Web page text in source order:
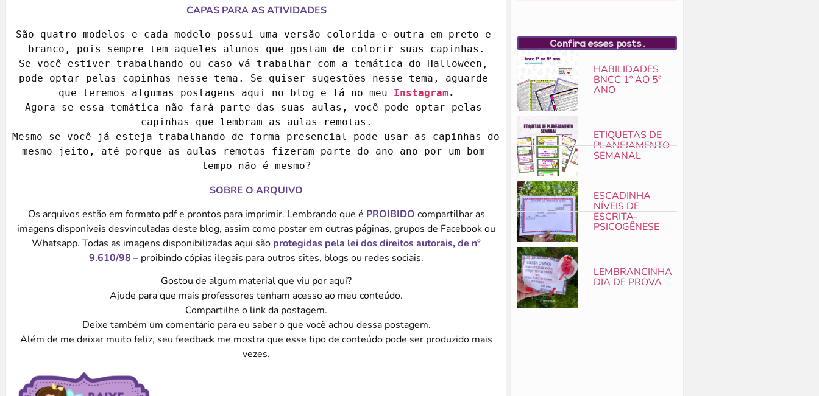
CAPAS PARA AS ATIVIDADES
São quatro modelos e cada modelo possui uma versão colorida e outra em preto e
branco, pois sempre tem aqueles alunos que gostam de colorir suas capinhas.
Se você estiver trabalhando ou caso vá trabalhar com a temática do Halloween,
pode optar pelas capinhas nesse tema. Se quiser sugestões nesse tema, aguarde
que teremos algumas postagens aqui no blog e lá no meu Instagram .
Agora se essa temática não fará parte das suas aulas, você pode optar pelas
capinhas que lembram as aulas remotas.
Mesmo se você já esteja trabalhando de forma presencial pode usar as capinhas do
mesmo jeito, até porque as aulas remotas fizeram parte do ano ano por um bom
tempo não é mesmo?
SOBRE O ARQUIVO
Os arquivos estão em formato pdf e prontos para imprimir. Lembrando que é PROIBIDO compartilhar as
imagens disponíveis desvinculadas deste blog, assim como postar em outras páginas, grupos de Facebook ou
Whatsapp. Todas as imagens disponibilizadas aqui são protegidas pela lei dos direitos autorais, de nº
9.610/98 – proibindo cópias ilegais para outros sites, blogs ou redes sociais.
Gostou de algum material que viu por aqui?
Ajude para que mais professores tenham acesso ao meu conteúdo.
Compartilhe o link da postagem.
Deixe também um comentário para eu saber o que você achou dessa postagem.
Além de me deixar muito feliz, seu feedback me mostra que esse tipo de conteúdo pode ser produzido mais
vezes.
Confira esses posts.
HABILIDADES
BNCC 1º AO 5º
ANO
ETIQUETAS DE
PLANEJAMENTO
SEMANAL
ESCADINHA
NÍVEIS DE
ESCRITA-
PSICOGÊNESE
LEMBRANCINHA
DIA DE PROVA